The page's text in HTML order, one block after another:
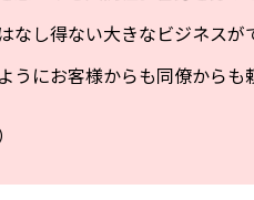
なし得ない大きなビジネス
うにお客様からも同僚からも